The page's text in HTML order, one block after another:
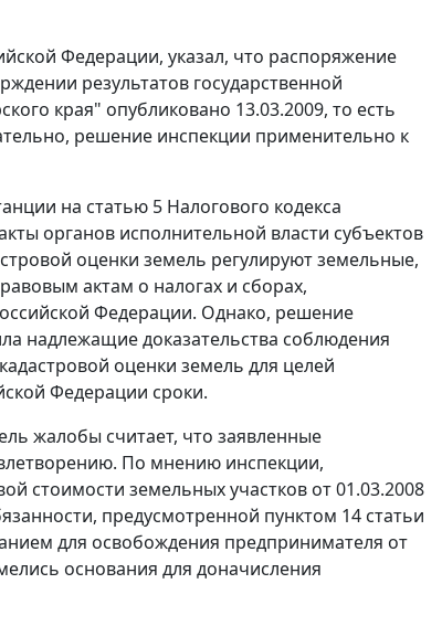
Федерации, указал, что распоряжение
результатов государственной
края" опубликовано 13.03.2009, то есть
решение инспекции применительно к
на статью 5 Налогового кодекса
органов исполнительной власти субъектов
оценки земель регулируют земельные,
актам о налогах и сборах,
Федерации. Однако, решение
надлежащие доказательства соблюдения
оценки земель для целей
Федерации сроки.
жалобы считает, что заявленные
По мнению инспекции,
стоимости земельных участков от 01.03.2008
предусмотренной пунктом 14 статьи
для освобождения предпринимателя от
основания для доначисления